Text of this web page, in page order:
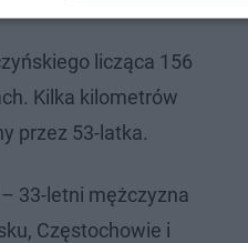
licząca 156
Kilka kilometrów
przez 53-latka.
33-letni mężczyzna
Częstochowie i